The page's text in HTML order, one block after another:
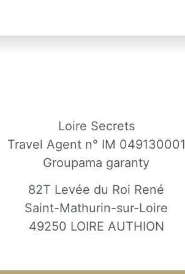
Loire Secrets
Travel Agent n° IM 049130001
Groupama garanty
82T Levée du Roi René
Saint-Mathurin-sur-Loire
49250 LOIRE AUTHION